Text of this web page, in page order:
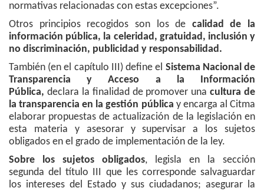
normativas relacionadas con estas excepciones”.
Otros principios recogidos son los de calidad de la
información pública, la celeridad, gratuidad, inclusión y
no discriminación, publicidad y responsabilidad.
También (en el capítulo III) define el Sistema Nacional de
Transparencia y Acceso a la Información
Pública, declara la finalidad de promover unacultura de
la transparencia en la gestión pública y encarga al Citma
elaborar propuestas de actualización de la legislación en
esta materia y asesorar y supervisar a los sujetos
obligados en el grado de implementación de la ley.
Sobre los sujetos obligados, legisla en la sección
segunda del título III que les corresponde salvaguardar
los intereses del Estado y sus ciudadanos; asegurar la